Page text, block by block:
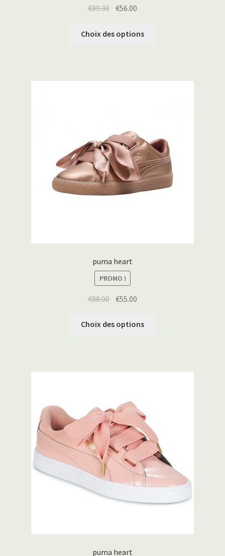
€89.00 €56.00
Choix des options
puma heart
PROMO !
€88.00 €55.00
Choix des options
puma heart